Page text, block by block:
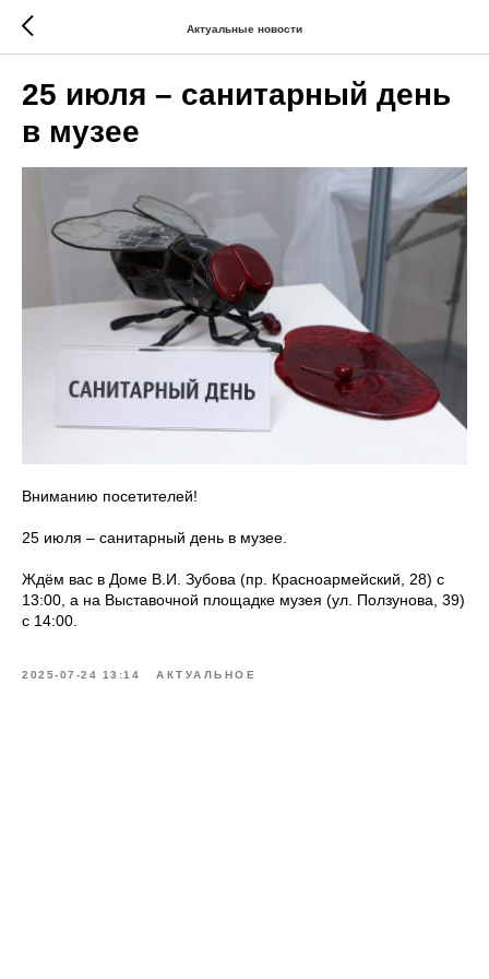
Актуальные новости
25 июля – санитарный день
в музее
Вниманию посетителей!
25 июля – санитарный день в музее.
Ждём вас в Доме В.И. Зубова (пр. Красноармейский, 28) с
13:00, а на Выставочной площадке музея (ул. Ползунова, 39)
с 14:00.
2025-07-24 13:14 АКТУАЛЬНОЕ